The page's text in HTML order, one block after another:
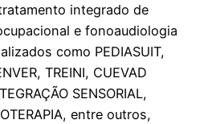
integrado de
e fonoaudiologia
como PEDIASUIT,
TREINI, CUEVAD
SENSORIAL,
entre outros,